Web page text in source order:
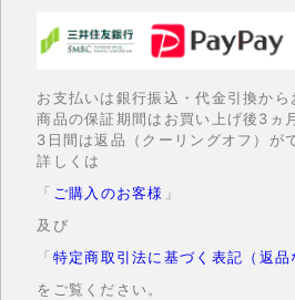
お支払いは銀行振込・代金引換か
商品の保証期間はお買い上げ後3ヵ
3日間は返品（クーリングオフ）が
詳しくは
「 ご購入のお客様 」
及び
「特定商取引法に基づく表記（返品
をご覧ください。